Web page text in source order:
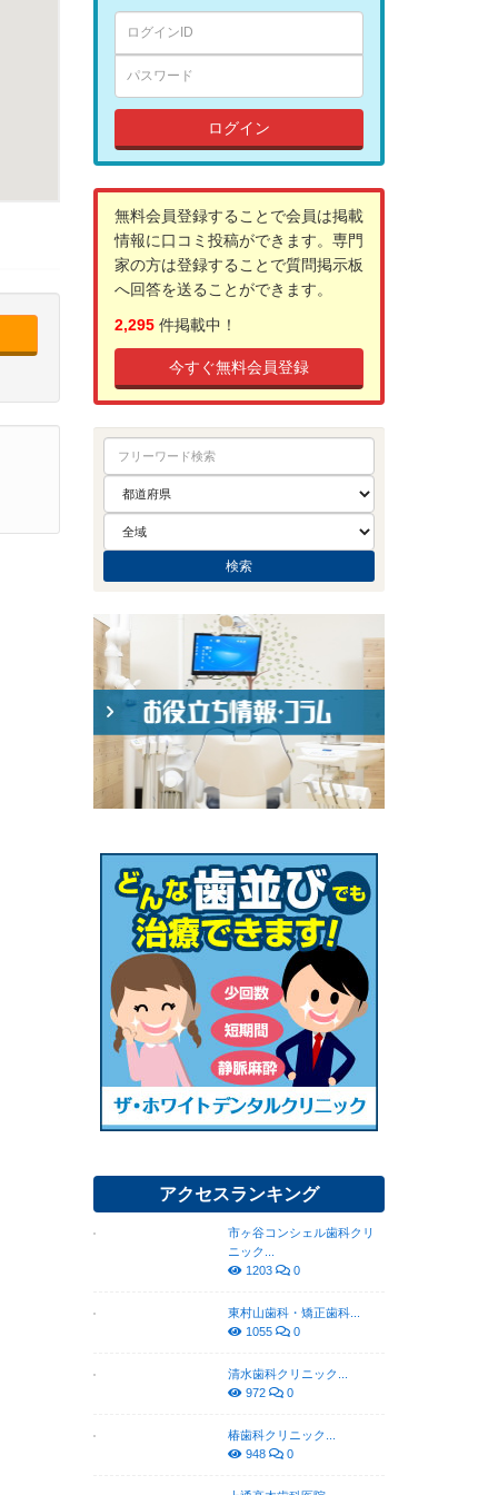
ログイン
無料会員登録することで会員は掲載
情報に口コミ投稿ができます。専門
家の方は登録することで質問掲示板
へ回答を送ることができます。
2,295件掲載中！
今すぐ無料会員登録
アクセスランキング
市ヶ谷コンシェル歯科クリ
ニック...
1203
0
東村山歯科・矯正歯科...
1055
0
清水歯科クリニック...
972
0
椿歯科クリニック...
948
0